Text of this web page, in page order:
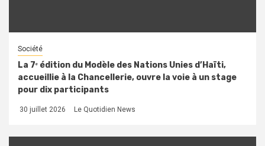
Société
La 7ᵉ édition du Modèle des Nations Unies d’Haïti,
accueillie à la Chancellerie, ouvre la voie à un stage
pour dix participants
30 juillet 2026 Le Quotidien News